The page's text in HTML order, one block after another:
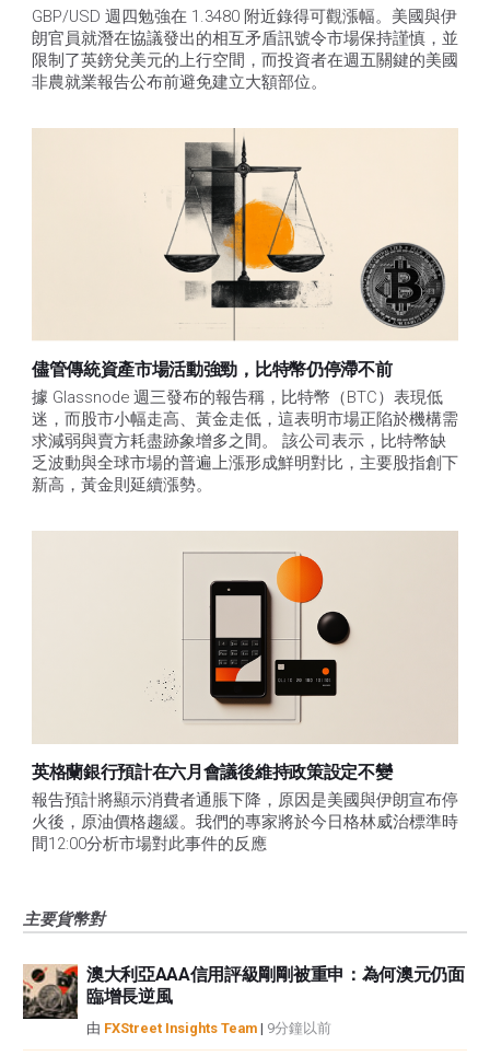
GBP/USD 週四勉強在 1.3480 附近錄得可觀漲幅。美國與伊
朗官員就潛在協議發出的相互矛盾訊號令市場保持謹慎，並
限制了英鎊兌美元的上行空間，而投資者在週五關鍵的美國
非農就業報告公布前避免建立大額部位。
儘管傳統資產市場活動強勁，比特幣仍停滯不前
據 Glassnode 週三發布的報告稱，比特幣（BTC）表現低
迷，而股市小幅走高、黃金走低，這表明市場正陷於機構需
求減弱與賣方耗盡跡象增多之間。 該公司表示，比特幣缺
乏波動與全球市場的普遍上漲形成鮮明對比，主要股指創下
新高，黃金則延續漲勢。
英格蘭銀行預計在六月會議後維持政策設定不變
報告預計將顯示消費者通脹下降，原因是美國與伊朗宣布停
火後，原油價格趨緩。我們的專家將於今日格林威治標準時
間12:00分析市場對此事件的反應
主要貨幣對
澳大利亞AAA信用評級剛剛被重申：為何澳元仍面
臨增長逆風
由 FXStreet Insights Team | 9分鐘以前